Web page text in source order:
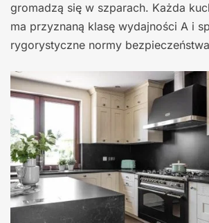
gromadzą się w szparach. Każda
ma przyznaną klasę wydajności A i
rygorystyczne normy